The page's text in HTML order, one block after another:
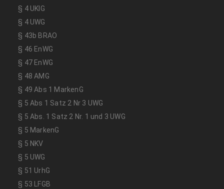
§ 4 UKlG
§ 4 UWG
§ 43b BRAO
§ 46 EnWG
§ 47 EnWG
§ 48 AMG
§ 49 Abs 1 MarkenG
§ 5 Abs 1 Satz 2 Nr 3 UWG
§ 5 Abs. 1 Satz 2 Nr. 1 und 3 UWG
§ 5 MarkenG
§ 5 NKV
§ 5 UWG
§ 51 UrhG
§ 53 LFGB